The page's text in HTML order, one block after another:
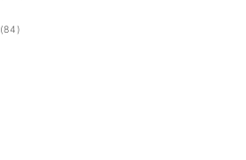
(84)